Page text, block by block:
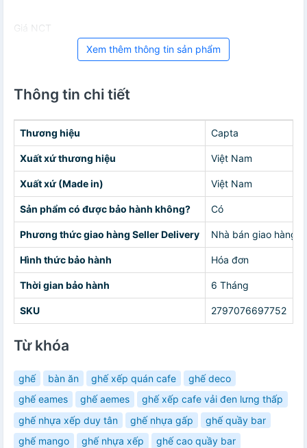
Giá NCT
Xem thêm thông tin sản phẩm
Thông tin chi tiết
Thương hiệu Capta
Xuất xứ thương hiệu Việt Nam
Xuất xứ (Made in) Việt Nam
Sản phẩm có được bảo hành không? Có
Phương thức giao hàng Seller Delivery Nhà bán giao hàng
Hình thức bảo hành Hóa đơn
Thời gian bảo hành 6 Tháng
SKU 2797076697752
Từ khóa
ghế bàn ăn ghế xếp quán cafe
ghế deco
ghế eames
ghế aemes
ghế xếp cafe vải đen lưng thấp
ghế nhựa xếp duy tân
ghế nhựa gấp
ghế quầy bar
ghế mango
ghế nhựa xếp
ghế cao quầy bar